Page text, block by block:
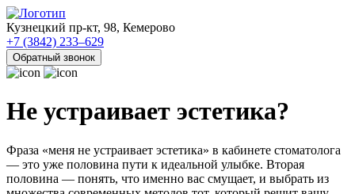
Кузнецкий пр-кт, 98, Кемерово
+7 (3842) 233–629
Обратный звонок
Не устраивает эстетика?
Фраза «меня не устраивает эстетика» в кабинете стоматолога
— это уже половина пути к идеальной улыбке. Вторая
половина — понять, что именно вас смущает, и выбрать из